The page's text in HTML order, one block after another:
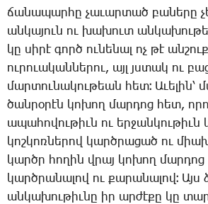
ճա­նա­պար­հը չա­ւար­տած բա­նե­րը
ան­կա­յուն ու խա­խուտ
կը սի­րէ գործ ու­նե­նալ ոչ թէ ան­շուք
ու­րո­ւա­կան­նե­րու, այլ յստակ ու
մար­տու­նա­կու­թեան հետ։ Ա­ւե­լին՝
ծան­րօ­րէն կո­խող մար­դոց հետ,
ա­պա­հո­վու­թիւն ու եր­ջան­կու­թիւն
կոշ­կոռ­նե­րով կարծ­րա­ցած ու
կարծր հո­ղին վրայ կո­խող
կարծ­րա­նա­լով ու քա­րա­նա­լով։ Այս
ան­կա­խու­թիւ­նը իր ար­ժէ­քը կը